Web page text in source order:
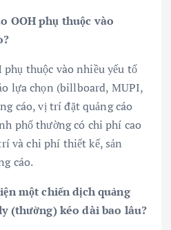
OOH phụ thuộc vào
phụ thuộc vào nhiều yếu tố
lựa chọn (billboard, MUPI,
cáo, vị trí đặt quảng cáo
phố thường có chi phí cao
và chi phí thiết kế, sản
cáo.
một chiến dịch quảng
(thường) kéo dài bao lâu?